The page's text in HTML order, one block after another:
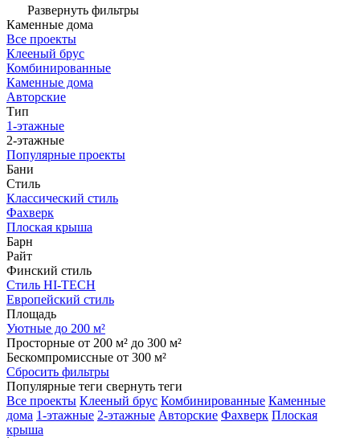
Развернуть фильтры
Каменные дома
Все проекты
Клееный брус
Комбинированные
Каменные дома
Авторские
Тип
1-этажные
2-этажные
Популярные проекты
Бани
Стиль
Классический стиль
Фахверк
Плоская крыша
Барн
Райт
Финский стиль
Стиль HI-TECH
Европейский стиль
Площадь
Уютные до 200 м²
Просторные от 200 м² до 300 м²
Бескомпромиссные от 300 м²
Сбросить фильтры
Популярные теги свернуть теги
Все проекты Клееный брус Комбинированные Каменные
дома 1-этажные 2-этажные Авторские Фахверк Плоская
крыша